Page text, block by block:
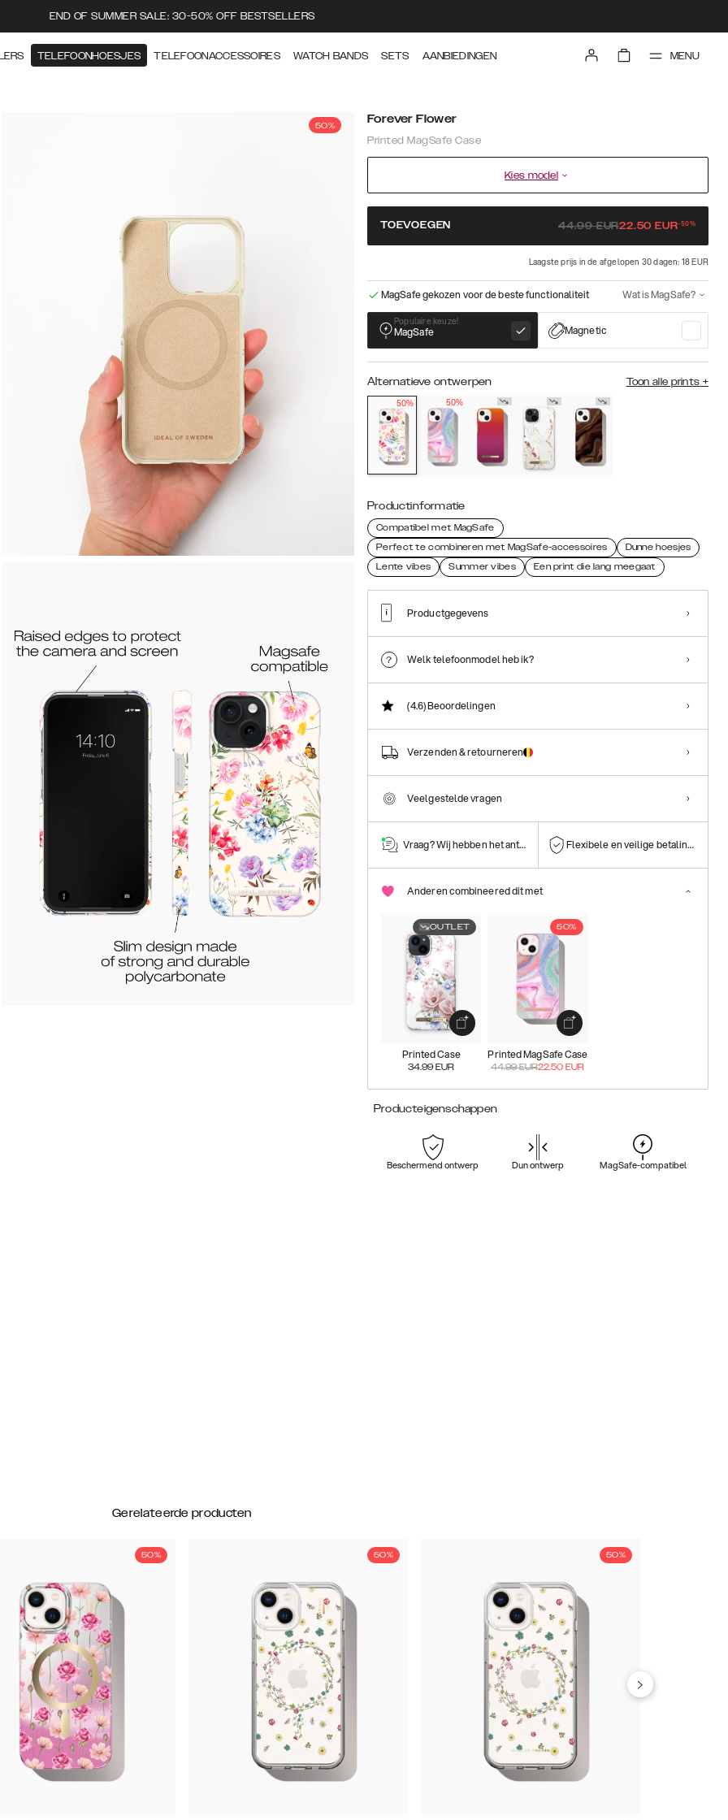
END OF SUMMER SALE: 30-50% OFF BESTSELLERS
TELEFOONHOESJES TELEFOONACCESSOIRES WATCH BANDS SETS AANBIEDINGEN MENU
50% Forever Flower
Printed MagSafe Case
Kies model
TOEVOEGEN 44.99EUR22.50 EUR-50%
Laagste prijs in de afgelopen 30 dagen: 18 EUR
MagSafe gekozen voor de beste functionaliteit Wat is MagSafe?
Populaire keuze!
MagSafe Magnetic
Alternatieve ontwerpen Toon alle prints +
50%
50%
Productinformatie
Compatibel met MagSafe
Perfect te combineren met MagSafe-accessoires
Dunne hoesjes
Lente vibes
Summer vibes Een print die lang meegaat
Productgegevens
Welk telefoonmodel heb ik?
(4.6)Beoordelingen
Verzenden & retourneren
Veelgestelde vragen
Vraag? Wij hebben het antwoord! Flexibele en veilige betalingen
Anderen combineered dit met
OUTLET
Printed Case
34.99 EUR
50%
Printed MagSafe Case
44.99EUR22.50 EUR
Producteigenschappen
Beschermend ontwerp Dun ontwerp MagSafe-compatibel
Gerelateerde producten
50% 50% 50%